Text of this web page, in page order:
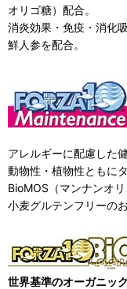
オリゴ糖）配合。
消炎効果・免疫・消化
鮮人参を配合。
アレルギーに配慮した
動物性・植物性ともに
BioMOS（マンナンオ
小麦グルテンフリーの
世界基準のオーガニック